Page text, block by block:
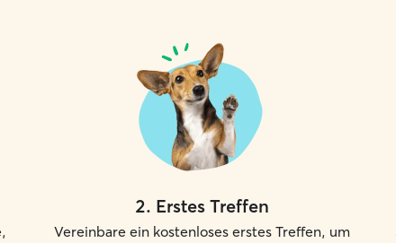
2. Erstes Treffen
Vereinbare ein kostenloses erstes Treffen, um